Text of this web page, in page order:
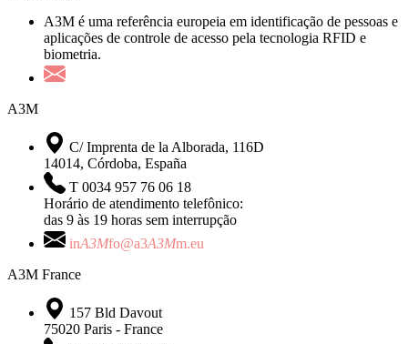
A3M é uma referência europeia em identificação de pessoas e
aplicações de controle de acesso pela tecnologia RFID e
biometria.
A3M
C/ Imprenta de la Alborada, 116D
14014, Córdoba, España
T 0034 957 76 06 18
Horário de atendimento telefônico:
das 9 às 19 horas sem interrupção
inA3Mfo@a3A3Mm.eu
A3M France
157 Bld Davout
75020 Paris - France